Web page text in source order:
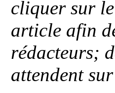
cliquer sur
article afin
rédacteurs;
attendent